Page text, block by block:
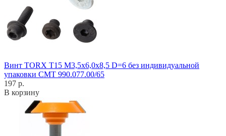
Винт TORX T15 M3,5x6,0x8,5 D=6 без индивидуальной
упаковки CMT 990.077.00/65
197 р.
В корзину